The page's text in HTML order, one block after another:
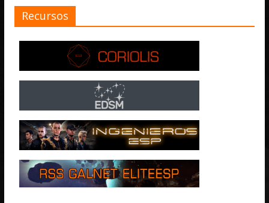
Recursos